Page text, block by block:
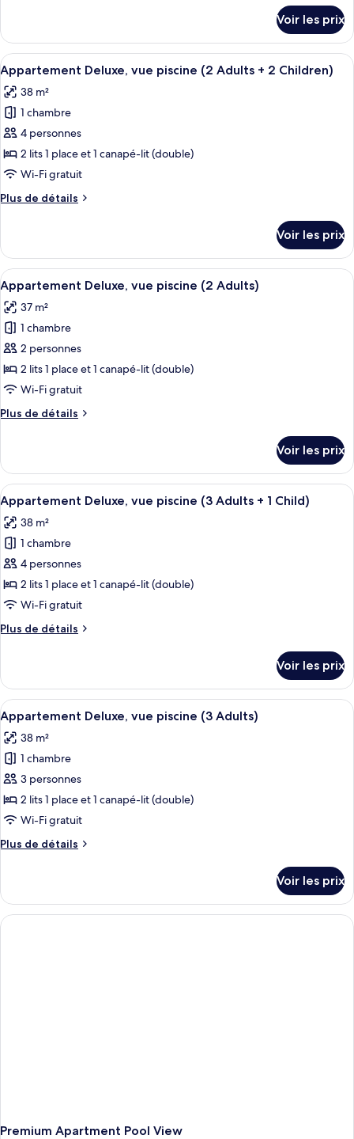
vue
piscine
(2
Adults
+
1
Child)
le
type
de
chambre
Appartement
Deluxe,
vue
piscine
(2
Adults
1
Voir les prix
Afficher
toutes
les
photos
pour
ce
type
chambre :
vue
piscine
(2
Adults
+
2
Children)
Coffres-forts dans les chambres, lits
10
Appartement Deluxe, vue piscine (2 Adults + 2 Children)
38 m²
1 chambre
4 personnes
2 lits 1 place et 1 canapé-lit (double)
Wi-Fi gratuit
Plus de détails
Plus
le
type
de
chambre
Appartement
Deluxe,
vue
piscine
(2
Adults
2
Voir les prix
Afficher
toutes
les
photos
pour
ce
type
chambre :
vue
piscine
(2
Adults)
Coffres-forts dans les chambres, lits
10
Appartement Deluxe, vue piscine (2 Adults)
37 m²
1 chambre
2 personnes
2 lits 1 place et 1 canapé-lit (double)
Wi-Fi gratuit
Plus de détails
Plus
le
type
de
chambre
Appartement
Deluxe,
vue
piscine
(2
Adults)
Voir les prix
Afficher
toutes
les
photos
pour
ce
type
chambre :
vue
piscine
(3
Adults
+
1
Child)
Coffres-forts dans les chambres, lits
10
Appartement Deluxe, vue piscine (3 Adults + 1 Child)
38 m²
1 chambre
4 personnes
2 lits 1 place et 1 canapé-lit (double)
Wi-Fi gratuit
Plus de détails
Plus
le
type
de
chambre
Appartement
Deluxe,
vue
piscine
(3
Adults
1
Voir les prix
Afficher
toutes
les
photos
pour
ce
type
chambre :
vue
piscine
Coffres-forts dans les chambres, lits
10
Appartement Deluxe, vue piscine (3 Adults)
38 m²
1 chambre
3 personnes
2 lits 1 place et 1 canapé-lit (double)
Wi-Fi gratuit
Plus de détails
Plus
le
type
de
Voir les prix
Premium Apartment Pool View